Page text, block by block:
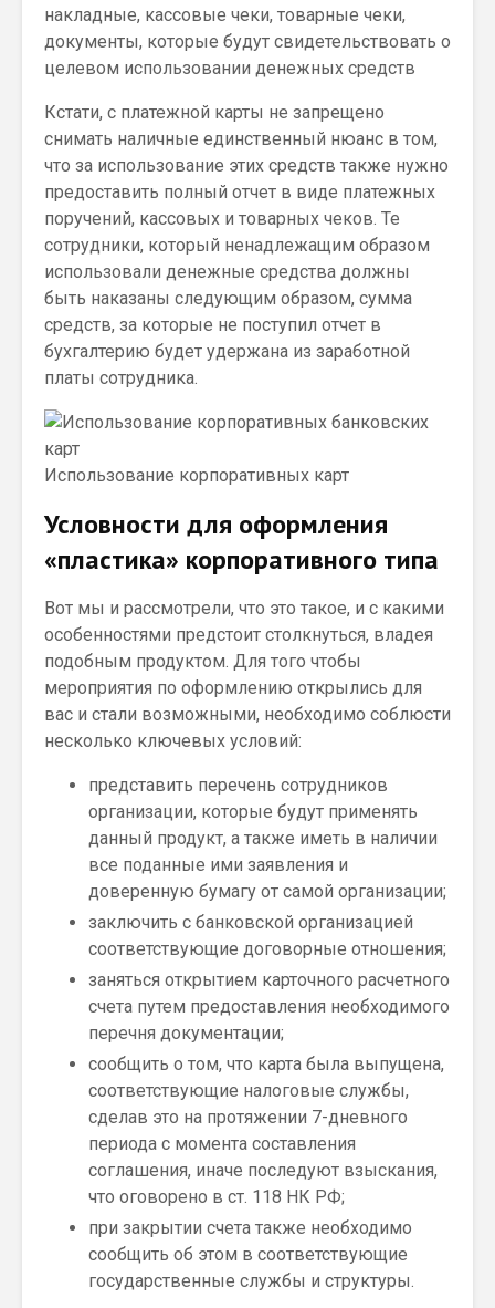
накладные, кассовые чеки, товарные чеки,
документы, которые будут свидетельствовать о
целевом использовании денежных средств
Кстати, с платежной карты не запрещено
снимать наличные единственный нюанс в том,
что за использование этих средств также нужно
предоставить полный отчет в виде платежных
поручений, кассовых и товарных чеков. Те
сотрудники, который ненадлежащим образом
использовали денежные средства должны
быть наказаны следующим образом, сумма
средств, за которые не поступил отчет в
бухгалтерию будет удержана из заработной
платы сотрудника.
Использование корпоративных карт
Условности для оформления
«пластика» корпоративного типа
Вот мы и рассмотрели, что это такое, и с какими
особенностями предстоит столкнуться, владея
подобным продуктом. Для того чтобы
мероприятия по оформлению открылись для
вас и стали возможными, необходимо соблюсти
несколько ключевых условий:
представить перечень сотрудников
организации, которые будут применять
данный продукт, а также иметь в наличии
все поданные ими заявления и
доверенную бумагу от самой организации;
заключить с банковской организацией
соответствующие договорные отношения;
заняться открытием карточного расчетного
счета путем предоставления необходимого
перечня документации;
сообщить о том, что карта была выпущена,
соответствующие налоговые службы,
сделав это на протяжении 7-дневного
периода с момента составления
соглашения, иначе последуют взыскания,
что оговорено в ст. 118 НК РФ;
при закрытии счета также необходимо
сообщить об этом в соответствующие
государственные службы и структуры.